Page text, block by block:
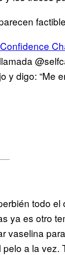
y digo: “Me
todo
ya es otro
vaselina
a la